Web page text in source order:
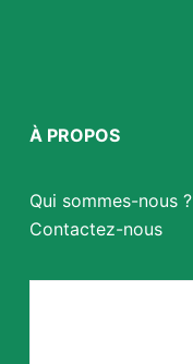
À PROPOS
Qui sommes-nous ?
Contactez-nous